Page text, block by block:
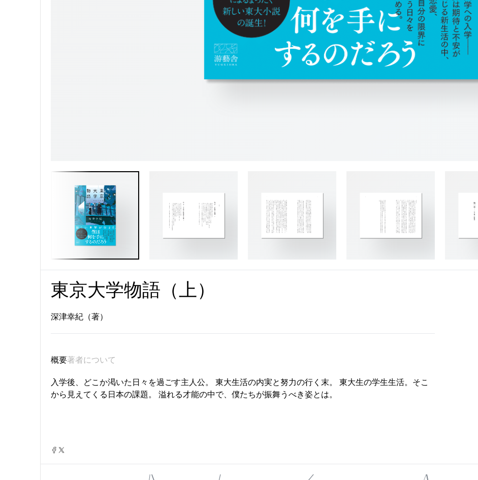
東京大学物語（上）
深津幸紀（著）
概要著者について
入学後、どこか渇いた日々を過ごす主人公。 東大生活の内実と努力の行く末。 東大生の学生生活。そこ
から見えてくる日本の課題。 溢れる才能の中で、僕たちが振舞うべき姿とは。